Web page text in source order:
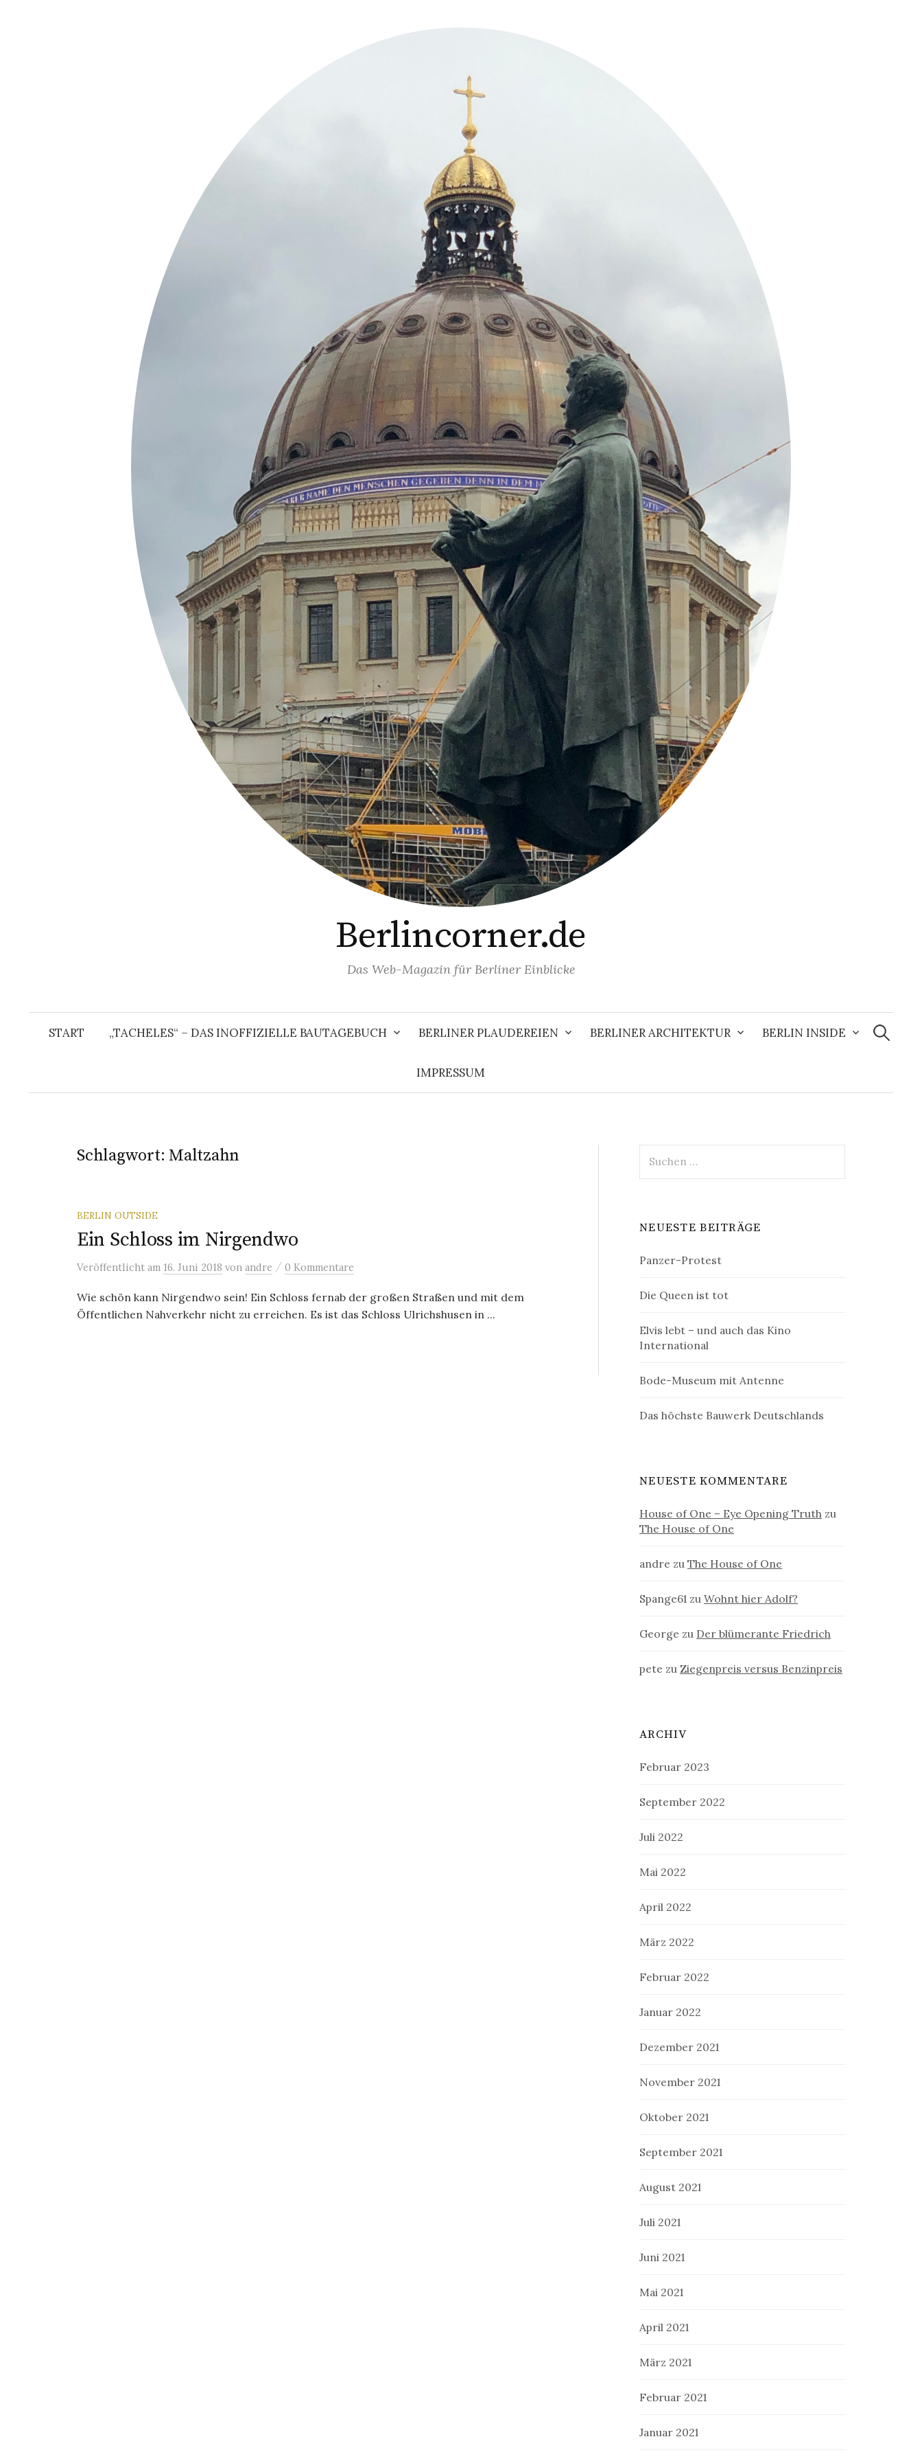
Berlincorner.de
Das Web-Magazin für Berliner Einblicke
START „TACHELES“ – DAS INOFFIZIELLE BAUTAGEBUCH BERLINER PLAUDEREIEN BERLINER ARCHITEKTUR BERLIN INSIDE
IMPRESSUM
Suchen
nach:
Schlagwort: Maltzahn
BERLIN OUTSIDE
Ein Schloss im Nirgendwo
Veröffentlicht am 16. Juni 2018 von andre / 0 Kommentare
Wie schön kann Nirgendwo sein! Ein Schloss fernab der großen Straßen und mit dem
Öffentlichen Nahverkehr nicht zu erreichen. Es ist das Schloss Ulrichshusen in ...
nach:
NEUESTE BEITRÄGE
Panzer-Protest
Die Queen ist tot
Elvis lebt – und auch das Kino
International
Bode-Museum mit Antenne
Das höchste Bauwerk Deutschlands
NEUESTE KOMMENTARE
House of One – Eye Opening Truth zu
The House of One
andre zuThe House of One
Spange61 zuWohnt hier Adolf?
George zu Der blümerante Friedrich
pete zu Ziegenpreis versus Benzinpreis
ARCHIV
Februar 2023
September 2022
Juli 2022
Mai 2022
April 2022
März 2022
Februar 2022
Januar 2022
Dezember 2021
November 2021
Oktober 2021
September 2021
August 2021
Juli 2021
Juni 2021
Mai 2021
April 2021
März 2021
Februar 2021
Januar 2021